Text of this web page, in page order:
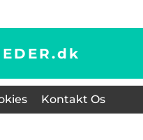
dk
Kontakt Os